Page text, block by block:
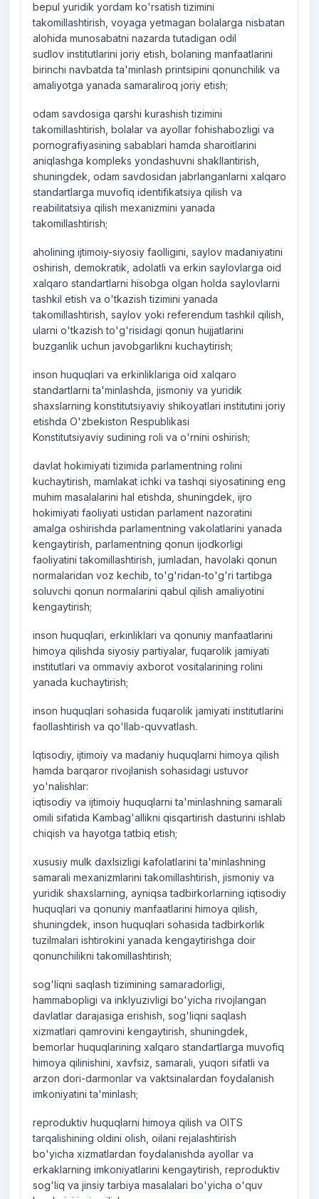
bepul yuridik yordam ko'rsatish tizimini
takomillashtirish, voyaga yetmagan bolalarga nisbatan
alohida munosabatni nazarda tutadigan odil
sudlov institutlarini joriy etish, bolaning manfaatlarini
birinchi navbatda ta'minlash printsipini qonunchilik va
amaliyotga yanada samaraliroq joriy etish;
odam savdosiga qarshi kurashish tizimini
takomillashtirish, bolalar va ayollar fohishabozligi va
pornografiyasining sabablari hamda sharoitlarini
aniqlashga kompleks yondashuvni shakllantirish,
shuningdek, odam savdosidan jabrlanganlarni xalqaro
standartlarga muvofiq identifikatsiya qilish va
reabilitatsiya qilish mexanizmini yanada
takomillashtirish;
aholining ijtimoiy-siyosiy faolligini, saylov madaniyatini
oshirish, demokratik, adolatli va erkin saylovlarga oid
xalqaro standartlarni hisobga olgan holda saylovlarni
tashkil etish va o'tkazish tizimini yanada
takomillashtirish, saylov yoki referendum tashkil qilish,
ularni o'tkazish to'g'risidagi qonun hujjatlarini
buzganlik uchun javobgarlikni kuchaytirish;
inson huquqlari va erkinliklariga oid xalqaro
standartlarni ta'minlashda, jismoniy va yuridik
shaxslarning konstitutsiyaviy shikoyatlari institutini joriy
etishda O'zbekiston Respublikasi
Konstitutsiyaviy sudining roli va o'rnini oshirish;
davlat hokimiyati tizimida parlamentning rolini
kuchaytirish, mamlakat ichki va tashqi siyosatining eng
muhim masalalarini hal etishda, shuningdek, ijro
hokimiyati faoliyati ustidan parlament nazoratini
amalga oshirishda parlamentning vakolatlarini yanada
kengaytirish, parlamentning qonun ijodkorligi
faoliyatini takomillashtirish, jumladan, havolaki qonun
normalaridan voz kechib, to'g'ridan-to'g'ri tartibga
soluvchi qonun normalarini qabul qilish amaliyotini
kengaytirish;
inson huquqlari, erkinliklari va qonuniy manfaatlarini
himoya qilishda siyosiy partiyalar, fuqarolik jamiyati
institutlari va ommaviy axborot vositalarining rolini
yanada kuchaytirish;
inson huquqlari sohasida fuqarolik jamiyati institutlarini
faollashtirish va qo'llab-quvvatlash.
Iqtisodiy, ijtimoiy va madaniy huquqlarni himoya qilish
hamda barqaror rivojlanish sohasidagi ustuvor
yo'nalishlar:
iqtisodiy va ijtimoiy huquqlarni ta'minlashning samarali
omili sifatida Kambag'allikni qisqartirish dasturini ishlab
chiqish va hayotga tatbiq etish;
xususiy mulk daxlsizligi kafolatlarini ta'minlashning
samarali mexanizmlarini takomillashtirish, jismoniy va
yuridik shaxslarning, ayniqsa tadbirkorlarning iqtisodiy
huquqlari va qonuniy manfaatlarini himoya qilish,
shuningdek, inson huquqlari sohasida tadbirkorlik
tuzilmalari ishtirokini yanada kengaytirishga doir
qonunchilikni takomillashtirish;
sog'liqni saqlash tizimining samaradorligi,
hammabopligi va inklyuzivligi bo'yicha rivojlangan
davlatlar darajasiga erishish, sog'liqni saqlash
xizmatlari qamrovini kengaytirish, shuningdek,
bemorlar huquqlarining xalqaro standartlarga muvofiq
himoya qilinishini, xavfsiz, samarali, yuqori sifatli va
arzon dori-darmonlar va vaktsinalardan foydalanish
imkoniyatini ta'minlash;
reproduktiv huquqlarni himoya qilish va OITS
tarqalishining oldini olish, oilani rejalashtirish
bo'yicha xizmatlardan foydalanishda ayollar va
erkaklarning imkoniyatlarini kengaytirish, reproduktiv
sog'liq va jinsiy tarbiya masalalari bo'yicha o'quv